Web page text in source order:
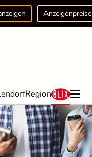
Anzeigenpreise
Region